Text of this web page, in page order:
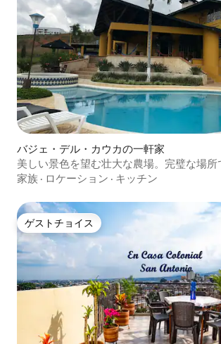
バジェ・デル・カウカの一軒家
美しい景色を望む壮大な農場。完璧な場所
家族 · ロケーション · キッチン
ゲストチョイス
ゲストチョイス